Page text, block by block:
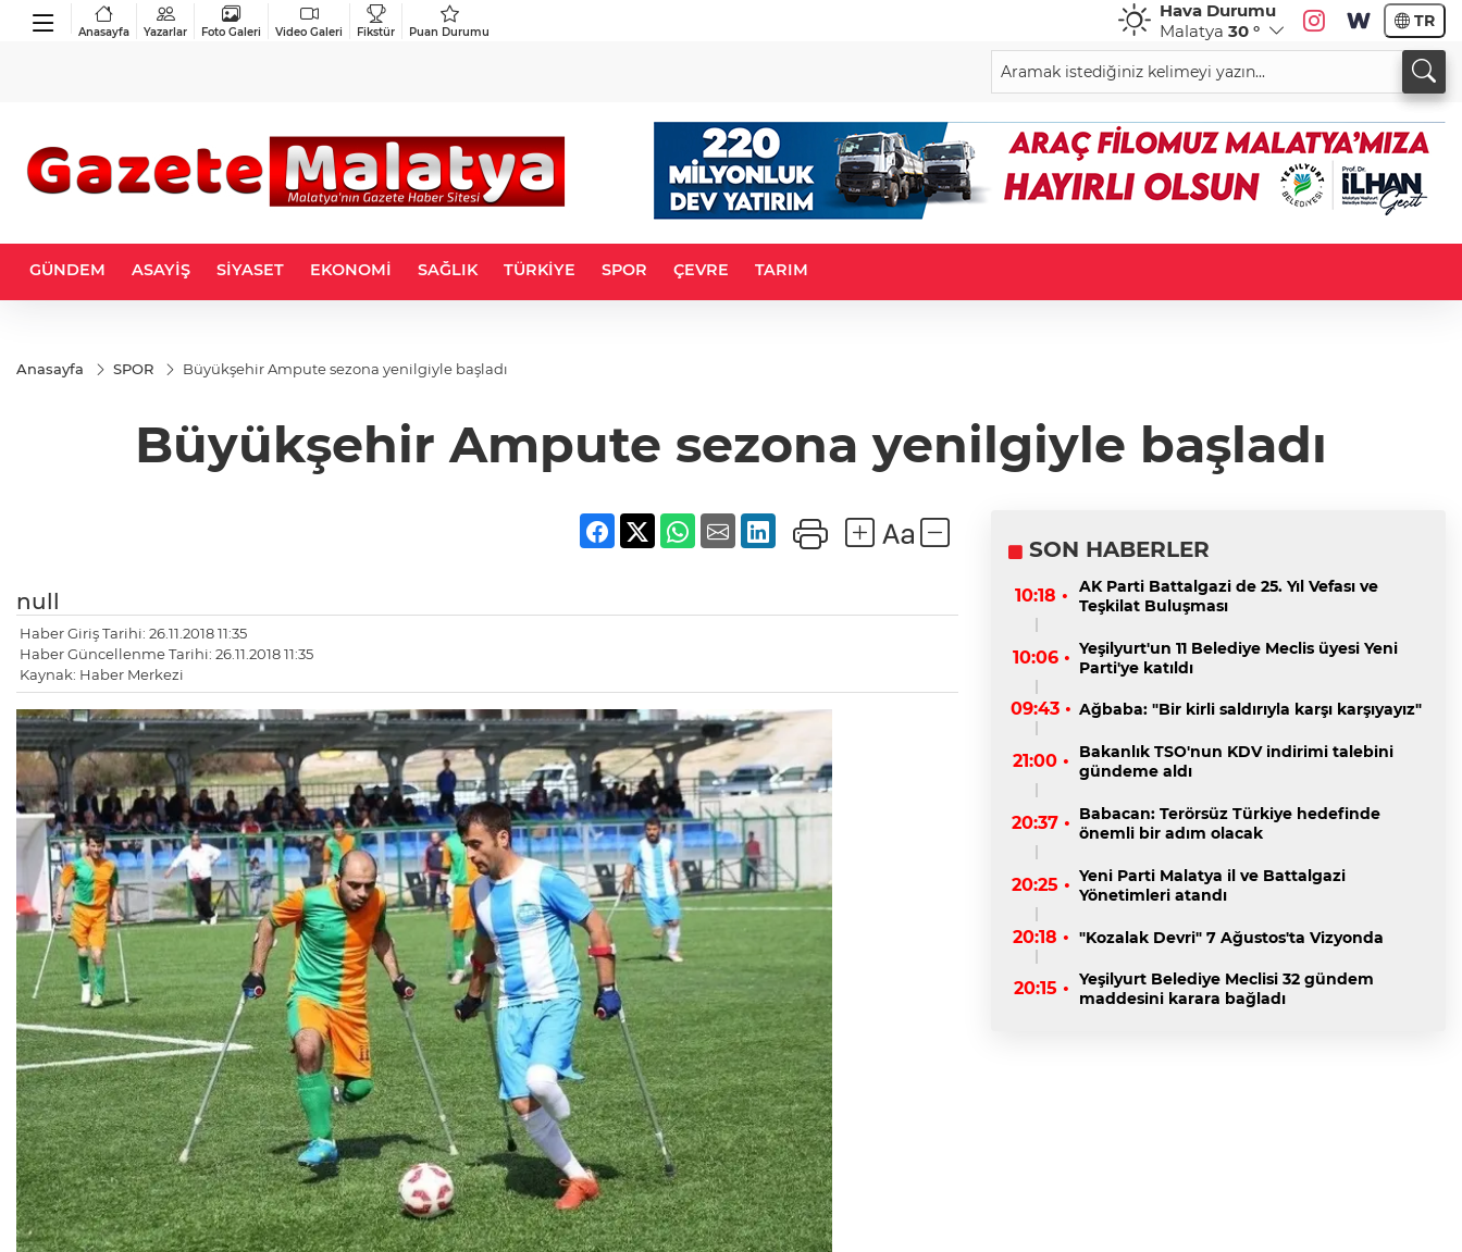
Anasayfa Yazarlar Foto Galeri Video Galeri Fikstür Puan Durumu
Hava Durumu
Malatya 30 ° TR
GÜNDEM ASAYİŞ SİYASET EKONOMİ SAĞLIK TÜRKİYE SPOR ÇEVRE TARIM
Anasayfa SPOR Büyükşehir Ampute sezona yenilgiyle başladı
Büyükşehir Ampute sezona yenilgiyle başladı
null
Haber Giriş Tarihi: 26.11.2018 11:35
Haber Güncellenme Tarihi: 26.11.2018 11:35
Kaynak: Haber Merkezi
SON HABERLER
10:18 •
AK Parti Battalgazi de 25. Yıl Vefası ve
Teşkilat Buluşması
10:06 • Yeşilyurt'un 11 Belediye Meclis üyesi Yeni
Parti'ye katıldı
09:43 • Ağbaba: "Bir kirli saldırıyla karşı karşıyayız"
21:00 •
Bakanlık TSO'nun KDV indirimi talebini
gündeme aldı
20:37 • Babacan: Terörsüz Türkiye hedefinde
önemli bir adım olacak
20:25 • Yeni Parti Malatya il ve Battalgazi
Yönetimleri atandı
20:18 • "Kozalak Devri" 7 Ağustos'ta Vizyonda
20:15 • Yeşilyurt Belediye Meclisi 32 gündem
maddesini karara bağladı